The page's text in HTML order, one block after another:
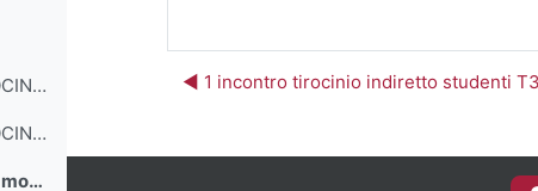
Modello PROGETTO DI TIROCINIO ERASMUS OUTgoing STUDIO
Modello PROGETTO DI TIROCINIO ERASMUS OUTgoing EXTRA-EU - TRAINEESHIP
Passaggio dall'Università al mondo del lavoro
◀︎ 1 incontro tirocinio indiretto studenti T3